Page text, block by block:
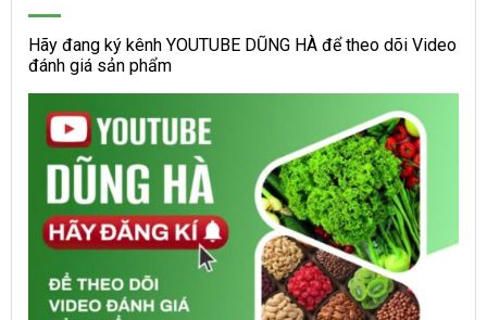
Hãy đang ký kênh YOUTUBE DŨNG HÀ để theo dõi Video
đánh giá sản phẩm